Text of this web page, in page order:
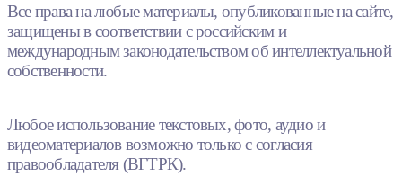
Все права на любые материалы, опубликованные на сайте,
защищены в соответствии с российским и
международным законодательством об интеллектуальной
собственности.
Любое использование текстовых, фото, аудио и
видеоматериалов возможно только с согласия
правообладателя (ВГТРК).